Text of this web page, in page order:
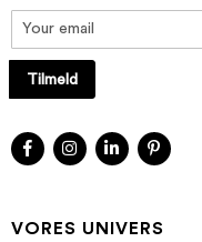
Tilmeld
VORES UNIVERS